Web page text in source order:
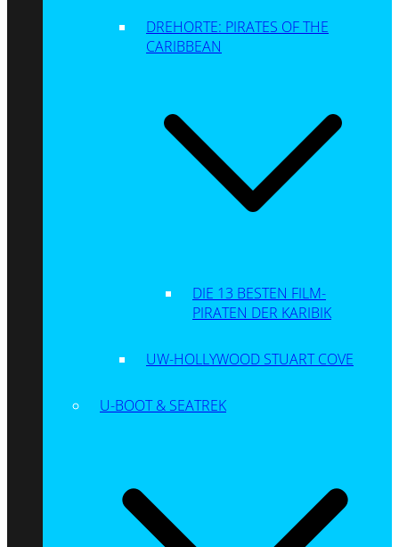
DREHORTE: PIRATES OF THE
CARIBBEAN
DIE 13 BESTEN FILM-
PIRATEN DER KARIBIK
UW-HOLLYWOOD STUART COVE
U-BOOT & SEATREK